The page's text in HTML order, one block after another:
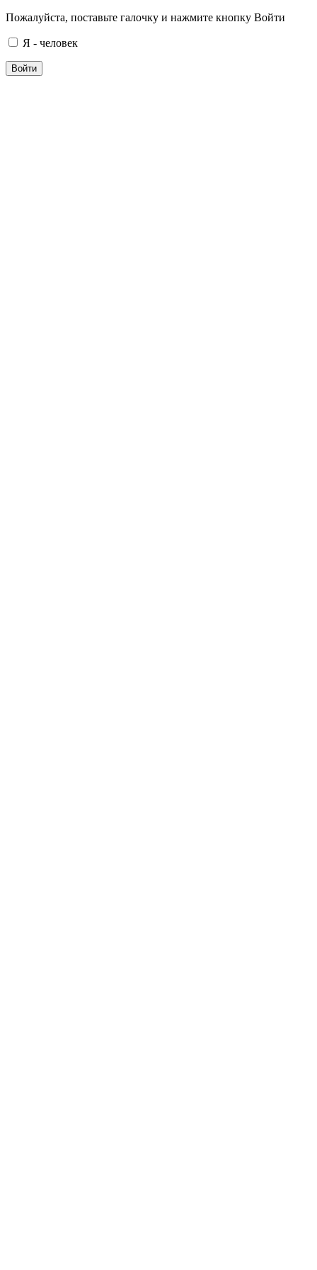
Пожалуйста, поставьте галочку и нажмите кнопку Войти
Я - человек